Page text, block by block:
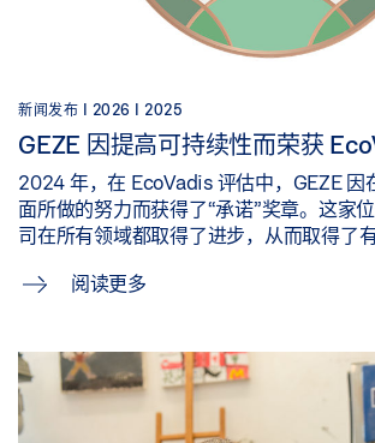
新闻发布 | 2026 | 2025
GEZE 因提高可持续性而荣获
2024 年，在 EcoVadis 评估中，GEZE 因
面所做的努力而获得了“承诺”奖章。这家
司在所有领域都取得了进步，从而取得了
阅读更多